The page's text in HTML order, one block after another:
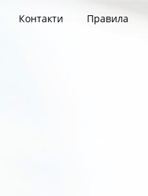
Контакти Правила